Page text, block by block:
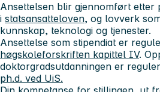
Ansettelsen blir gjennomført etter
i statsansatteloven, og lovverk
kunnskap, teknologi og tjenester.
Ansettelse som stipendiat er
høgskoleforskriften kapittel IV.
doktorgradsutdanningen er
ph.d. ved UiS.